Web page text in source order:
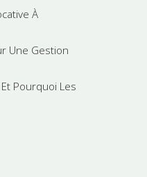
À
Une Gestion
Pourquoi Les